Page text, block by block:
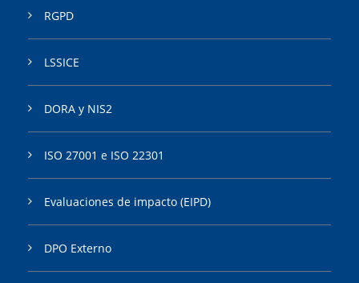
RGPD
LSSICE
DORA y NIS2
ISO 27001 e ISO 22301
Evaluaciones de impacto (EIPD)
DPO Externo